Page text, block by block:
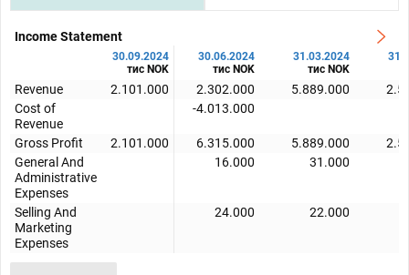
Income Statement
30.09.2024
тис NOK
30.06.2024
тис NOK
31.03.2024
тис NOK
Revenue 2.101.000 2.302.000 5.889.000
Cost of
Revenue
-4.013.000
Gross Profit 2.101.000 6.315.000 5.889.000
General And
Administrative
Expenses
16.000 31.000
Selling And
Marketing
Expenses
24.000 22.000